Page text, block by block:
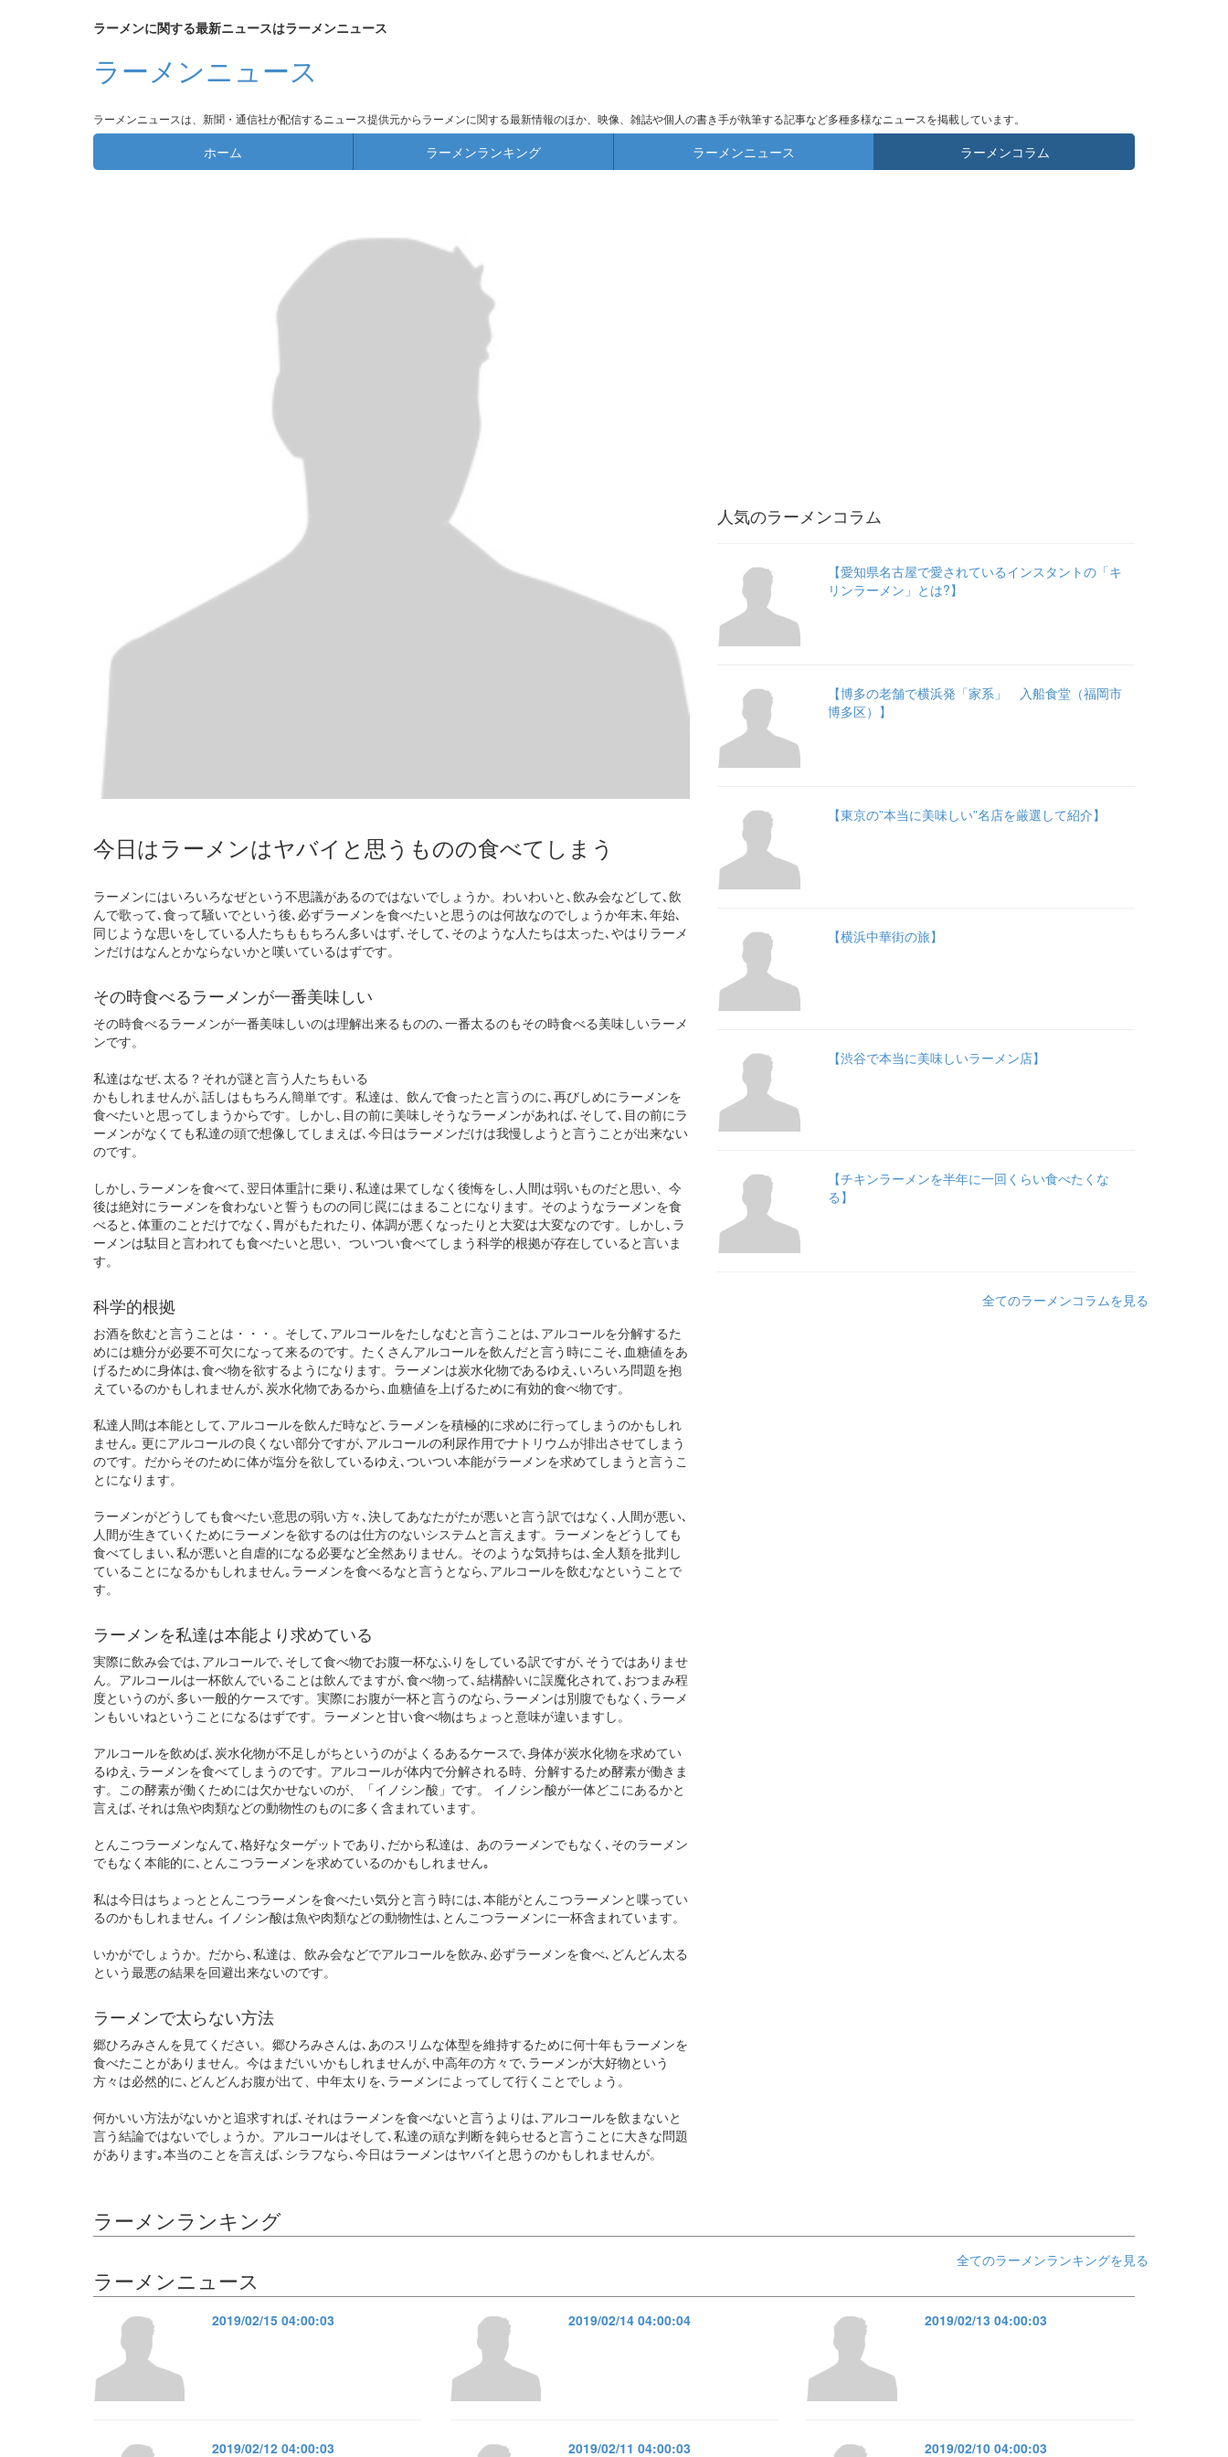
ラーメンに関する最新ニュースはラーメンニュース
ラーメンニュース
ラーメンニュースは、新聞・通信社が配信するニュース提供元からラーメンに関する最新情報のほか、映像、雑誌や個人の書き手が執筆する記事など多種多様なニュースを掲載しています。
ホーム ラーメンランキング ラーメンニュース ラーメンコラム
今日はラーメンはヤバイと思うものの食べてしまう
ラーメンにはいろいろなぜという不思議があるのではないでしょうか。わいわいと､飲み会などして､飲
んで歌って､食って騒いでという後､必ずラーメンを食べたいと思うのは何故なのでしょうか年末､年始､
同じような思いをしている人たちももちろん多いはず､そして､そのような人たちは太った､やはりラーメ
ンだけはなんとかならないかと嘆いているはずです。
その時食べるラーメンが一番美味しい
その時食べるラーメンが一番美味しいのは理解出来るものの､一番太るのもその時食べる美味しいラーメ
ンです。
私達はなぜ､太る？それが謎と言う人たちもいる
かもしれませんが､話しはもちろん簡単です。私達は、飲んで食ったと言うのに､再びしめにラーメンを
食べたいと思ってしまうからです。しかし､目の前に美味しそうなラーメンがあれば､そして､目の前にラ
ーメンがなくても私達の頭で想像してしまえば､今日はラーメンだけは我慢しようと言うことが出来ない
のです。
しかし､ラーメンを食べて､翌日体重計に乗り､私達は果てしなく後悔をし､人間は弱いものだと思い、今
後は絶対にラーメンを食わないと誓うものの同じ罠にはまることになります。そのようなラーメンを食
べると､体重のことだけでなく､胃がもたれたり､ 体調が悪くなったりと大変は大変なのです。しかし､ラ
ーメンは駄目と言われても食べたいと思い、ついつい食べてしまう科学的根拠が存在していると言いま
す。
科学的根拠
お酒を飲むと言うことは・・・。そして､アルコールをたしなむと言うことは､アルコールを分解するた
めには糖分が必要不可欠になって来るのです。たくさんアルコールを飲んだと言う時にこそ､血糖値をあ
げるために身体は､食べ物を欲するようになります。ラーメンは炭水化物であるゆえ､いろいろ問題を抱
えているのかもしれませんが､炭水化物であるから､血糖値を上げるために有効的食べ物です。
私達人間は本能として､アルコールを飲んだ時など､ラーメンを積極的に求めに行ってしまうのかもしれ
ません｡ 更にアルコールの良くない部分ですが､アルコールの利尿作用でナトリウムが排出させてしまう
のです。だからそのために体が塩分を欲しているゆえ､ついつい本能がラーメンを求めてしまうと言うこ
とになります。
ラーメンがどうしても食べたい意思の弱い方々､決してあなたがたが悪いと言う訳ではなく､人間が悪い､
人間が生きていくためにラーメンを欲するのは仕方のないシステムと言えます。ラーメンをどうしても
食べてしまい､私が悪いと自虐的になる必要など全然ありません。そのような気持ちは､全人類を批判し
ていることになるかもしれません｡ラーメンを食べるなと言うとなら､アルコールを飲むなということで
す。
ラーメンを私達は本能より求めている
実際に飲み会では､アルコールで､そして食べ物でお腹一杯なふりをしている訳ですが､そうではありませ
ん。アルコールは一杯飲んでいることは飲んでますが､食べ物って､結構酔いに誤魔化されて､おつまみ程
度というのが､多い一般的ケースです。実際にお腹が一杯と言うのなら､ラーメンは別腹でもなく､ラーメ
ンもいいねということになるはずです。ラーメンと甘い食べ物はちょっと意味が違いますし。
アルコールを飲めば､炭水化物が不足しがちというのがよくるあるケースで､身体が炭水化物を求めてい
るゆえ､ラーメンを食べてしまうのです。アルコールが体内で分解される時、分解するため酵素が働きま
す。この酵素が働くためには欠かせないのが、「イノシン酸」です。 イノシン酸が一体どこにあるかと
言えば､それは魚や肉類などの動物性のものに多く含まれています。
とんこつラーメンなんて､格好なターゲットであり､だから私達は、あのラーメンでもなく､そのラーメン
でもなく本能的に､とんこつラーメンを求めているのかもしれません｡
私は今日はちょっととんこつラーメンを食べたい気分と言う時には､本能がとんこつラーメンと喋ってい
るのかもしれません｡ イノシン酸は魚や肉類などの動物性は､とんこつラーメンに一杯含まれています。
いかがでしょうか。だから､私達は、飲み会などでアルコールを飲み､必ずラーメンを食べ､どんどん太る
という最悪の結果を回避出来ないのです。
ラーメンで太らない方法
郷ひろみさんを見てください。郷ひろみさんは､あのスリムな体型を維持するために何十年もラーメンを
食べたことがありません。今はまだいいかもしれませんが､中高年の方々で､ラーメンが大好物という
方々は必然的に､どんどんお腹が出て、中年太りを､ラーメンによってして行くことでしょう。
何かいい方法がないかと追求すれば､それはラーメンを食べないと言うよりは､アルコールを飲まないと
言う結論ではないでしょうか。アルコールはそして､私達の頑な判断を鈍らせると言うことに大きな問題
があります｡本当のことを言えば､シラフなら､今日はラーメンはヤバイと思うのかもしれませんが。
人気のラーメンコラム
【愛知県名古屋で愛されているインスタントの「キ
リンラーメン」とは?】
【博多の老舗で横浜発「家系」 入船食堂（福岡市
博多区）】
【東京の”本当に美味しい”名店を厳選して紹介】
【横浜中華街の旅】
【渋谷で本当に美味しいラーメン店】
【チキンラーメンを半年に一回くらい食べたくな
る】
全てのラーメンコラムを見る
ラーメンランキング
全てのラーメンランキングを見る
ラーメンニュース
2019/02/15 04:00:03 2019/02/14 04:00:04 2019/02/13 04:00:03
2019/02/12 04:00:03 2019/02/11 04:00:03 2019/02/10 04:00:03